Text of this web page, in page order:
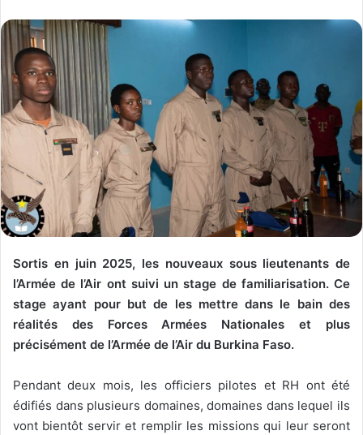
Sortis en juin 2025, les nouveaux sous lieutenants de
l’Armée de l’Air ont suivi un stage de familiarisation. Ce
stage ayant pour but de les mettre dans le bain des
réalités des Forces Armées Nationales et plus
précisément de l’Armée de l’Air du Burkina Faso.
Pendant deux mois, les officiers pilotes et RH ont été
édifiés dans plusieurs domaines, domaines dans lequel ils
vont bientôt servir et remplir les missions qui leur seront